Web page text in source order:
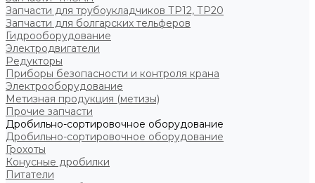
Запчасти для трубоукладчиков ТР12, ТР20
Запчасти для болгарских тельферов
Гидрооборудование
Электродвигатели
Редукторы
Приборы безопасности и контроля крана
Электрооборудование
Метизная продукция (метизы)
Прочие запчасти
Дробильно-сортировочное оборудование
Дробильно-сортировочное оборудование
Грохоты
Конусные дробилки
Питатели